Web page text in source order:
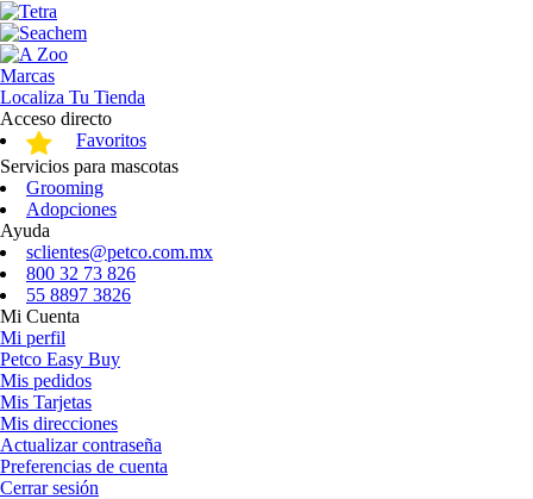
Marcas
Localiza Tu Tienda
Acceso directo
Favoritos
Servicios para mascotas
Grooming
Adopciones
Ayuda
sclientes@petco.com.mx
800 32 73 826
55 8897 3826
Mi Cuenta
Mi perfil
Petco Easy Buy
Mis pedidos
Mis Tarjetas
Mis direcciones
Actualizar contraseña
Preferencias de cuenta
Cerrar sesión